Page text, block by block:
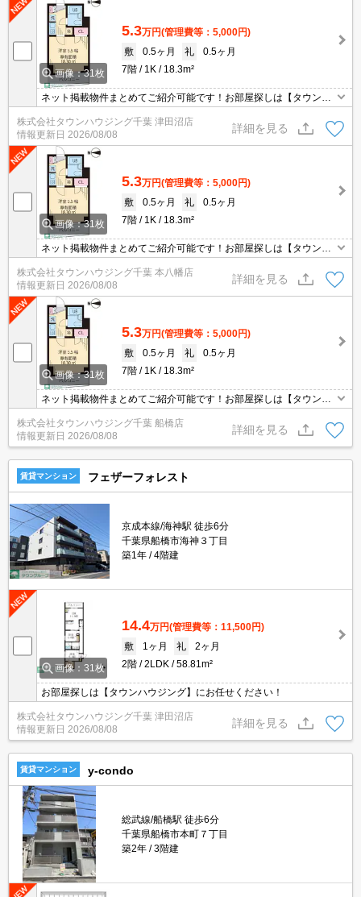
画像：31枚
5.3万円(管理費等：5,000円)
敷
0.5ヶ月 礼
0.5ヶ月
7階
1K 18.3m²
ネット掲載物件まとめてご紹介可能です！お部屋探しは【タウンハ
ウジング】にお任せください！※オンライン内見・現地待ち合わせ
は事前にご相談ください。
株式会社タウンハウジング千葉 津田沼店
情報更新日 2026/08/08
詳細を見る
画像：31枚
5.3万円(管理費等：5,000円)
敷
0.5ヶ月 礼
0.5ヶ月
7階
1K 18.3m²
ネット掲載物件まとめてご紹介可能です！お部屋探しは【タウンハ
ウジング】にお任せください！※オンライン内見・現地待ち合わせ
は事前にご相談ください。
株式会社タウンハウジング千葉 本八幡店
情報更新日 2026/08/08
詳細を見る
画像：31枚
5.3万円(管理費等：5,000円)
敷
0.5ヶ月 礼
0.5ヶ月
7階
1K 18.3m²
ネット掲載物件まとめてご紹介可能です！お部屋探しは【タウンハ
ウジング】にお任せください！※オンライン内見・現地待ち合わせ
は事前にご相談ください。
株式会社タウンハウジング千葉 船橋店
情報更新日 2026/08/08
詳細を見る
賃貸マンション フェザーフォレスト
京成本線/海神駅 徒歩6分
千葉県船橋市海神３丁目
築1年
4階建
画像：31枚
14.4万円(管理費等：11,500円)
敷
1ヶ月 礼
2ヶ月
2階
2LDK 58.81m²
お部屋探しは【タウンハウジング】にお任せください！
株式会社タウンハウジング千葉 津田沼店
情報更新日 2026/08/08
詳細を見る
賃貸マンション y-condo
総武線/船橋駅 徒歩6分
千葉県船橋市本町７丁目
築2年
3階建